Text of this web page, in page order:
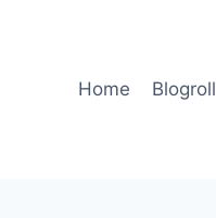
Home Blogroll